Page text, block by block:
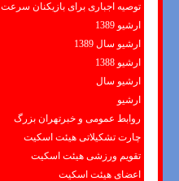
توصیه اجباری برای بازیکنان سرعت
ارشیو 1389
ارشیو سال 1389
ارشیو 1388
ارشیو سال
ارشیو
روابط عمومی و خبرتهران بزرگ
چارت تشکیلاتی هیئت اسکیت
تقویم ورزشی هیئت اسکیت
اعضای هیئت اسکیت